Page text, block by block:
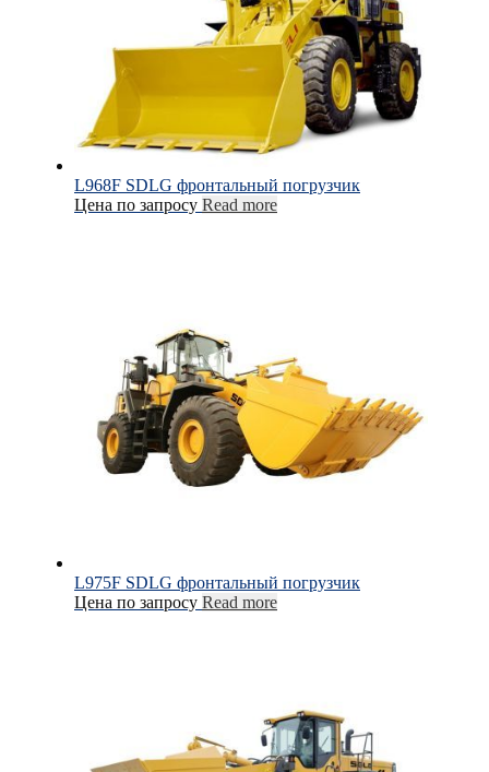
L968F SDLG фронтальный погрузчик
Цена по запросу Read more
L975F SDLG фронтальный погрузчик
Цена по запросу Read more